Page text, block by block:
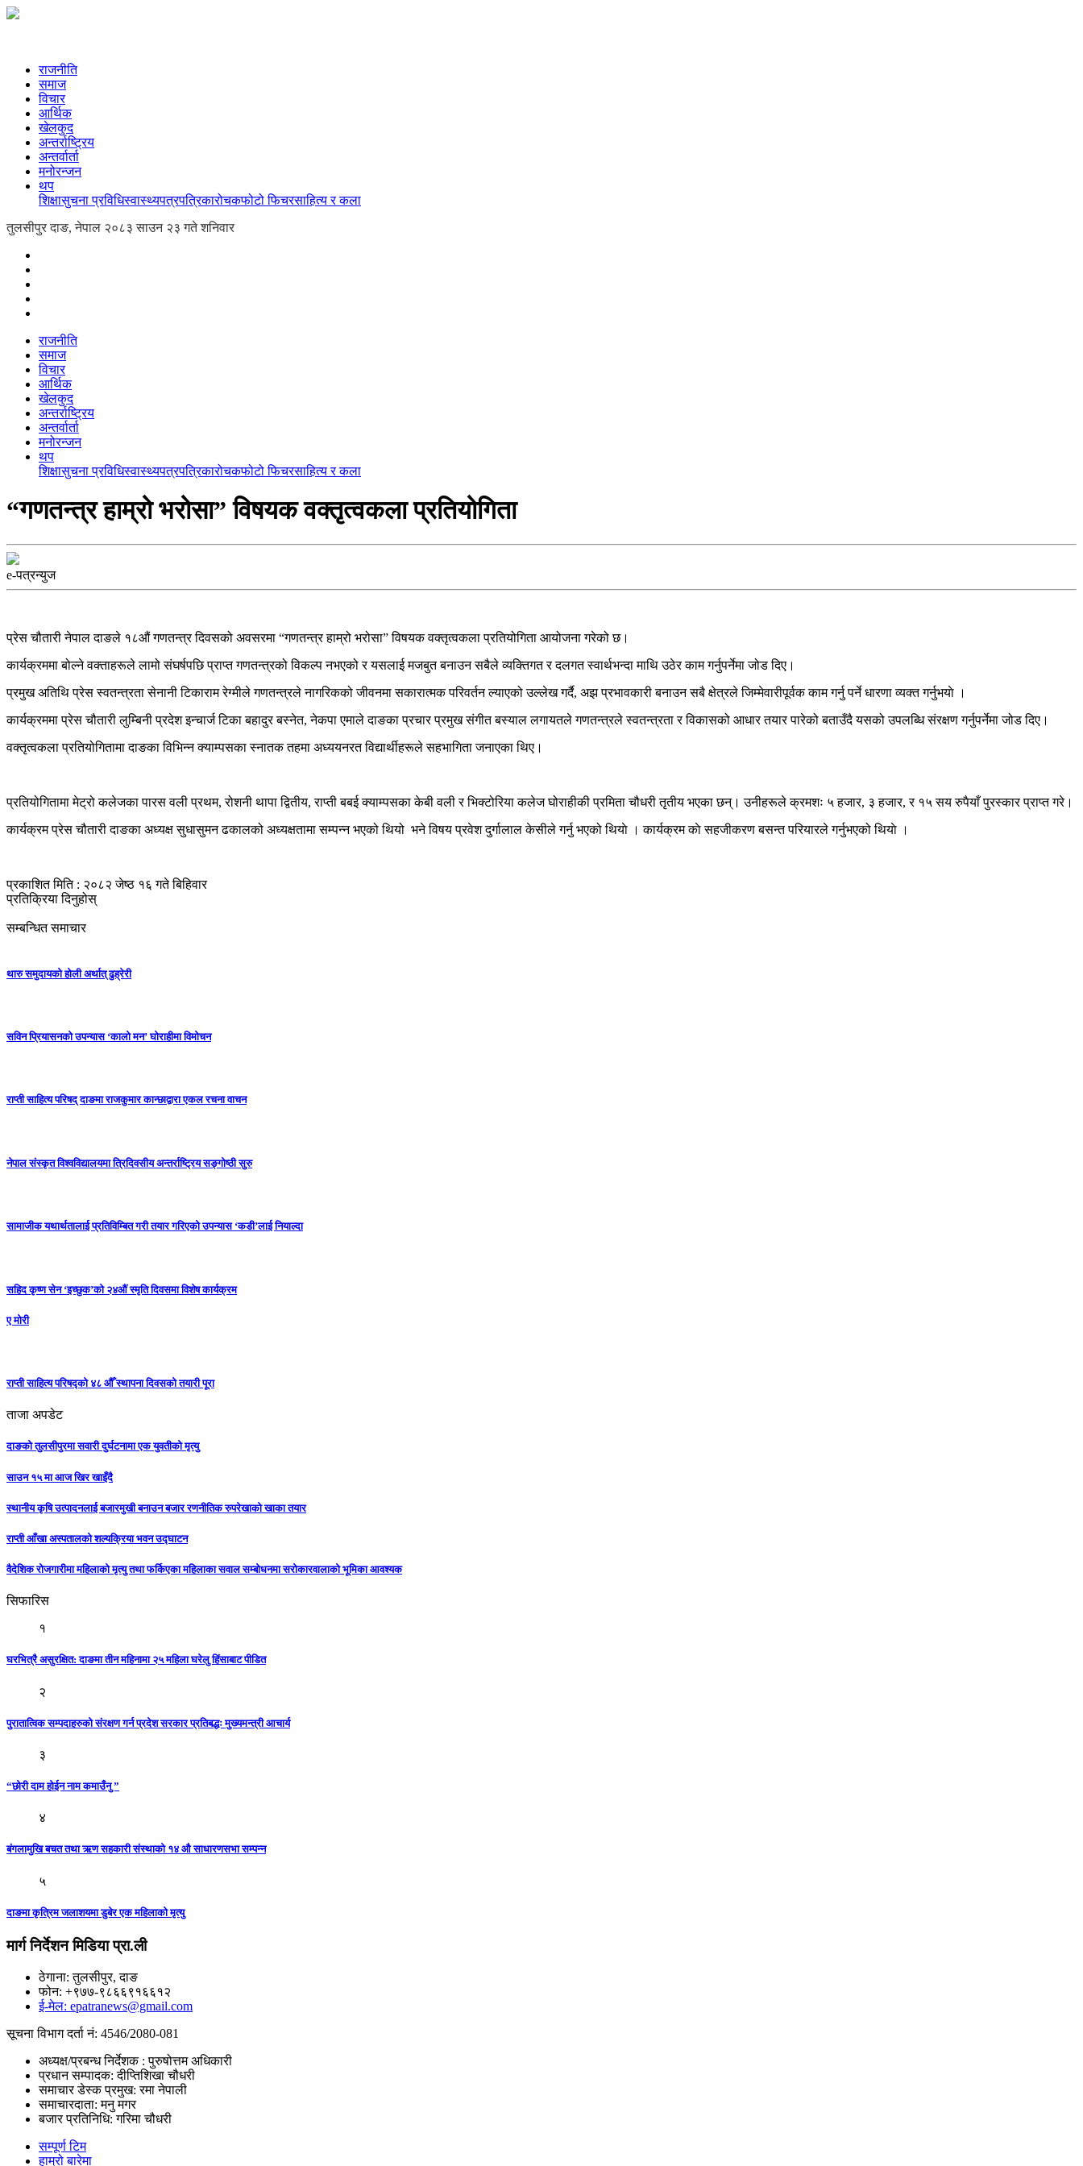
राजनीति
समाज
विचार
आर्थिक
खेलकुद
अन्तर्राष्ट्रिय
अन्तर्वार्ता
मनोरन्जन
थप
शिक्षासुचना प्रविधिस्वास्थ्यपत्रपत्रिकारोचकफोटो फिचरसाहित्य र कला
तुलसीपुर दाङ, नेपाल २०८३ साउन २३ गते शनिवार
राजनीति
समाज
विचार
आर्थिक
खेलकुद
अन्तर्राष्ट्रिय
अन्तर्वार्ता
मनोरन्जन
थप
शिक्षासुचना प्रविधिस्वास्थ्यपत्रपत्रिकारोचकफोटो फिचरसाहित्य र कला
“गणतन्त्र हाम्रो भरोसा” विषयक वक्तृत्वकला प्रतियोगिता
e-पत्रन्युज
प्रेस चौतारी नेपाल दाङले १८औं गणतन्त्र दिवसको अवसरमा “गणतन्त्र हाम्रो भरोसा” विषयक वक्तृत्वकला प्रतियोगिता आयोजना गरेको छ।
कार्यक्रममा बोल्ने वक्ताहरूले लामो संघर्षपछि प्राप्त गणतन्त्रको विकल्प नभएको र यसलाई मजबुत बनाउन सबैले व्यक्तिगत र दलगत स्वार्थभन्दा माथि उठेर काम गर्नुपर्नेमा जोड दिए।
प्रमुख अतिथि प्रेस स्वतन्त्रता सेनानी टिकाराम रेग्मीले गणतन्त्रले नागरिकको जीवनमा सकारात्मक परिवर्तन ल्याएको उल्लेख गर्दै, अझ प्रभावकारी बनाउन सबै क्षेत्रले जिम्मेवारीपूर्वक काम गर्नु पर्ने धारणा व्यक्त गर्नुभयाे ।
कार्यक्रममा प्रेस चौतारी लुम्बिनी प्रदेश इन्चार्ज टिका बहादुर बस्नेत, नेकपा एमाले दाङका प्रचार प्रमुख संगीत बस्याल लगायतले गणतन्त्रले स्वतन्त्रता र विकासको आधार तयार पारेको बताउँदै यसको उपलब्धि संरक्षण गर्नुपर्नेमा जोड दिए।
वक्तृत्वकला प्रतियोगितामा दाङका विभिन्न क्याम्पसका स्नातक तहमा अध्ययनरत विद्यार्थीहरूले सहभागिता जनाएका थिए।
प्रतियोगितामा मेट्रो कलेजका पारस वली प्रथम, रोशनी थापा द्वितीय, राप्ती बबई क्याम्पसका केबी वली र भिक्टोरिया कलेज घोराहीकी प्रमिता चौधरी तृतीय भएका छन्। उनीहरूले क्रमशः ५ हजार, ३ हजार, र १५ सय रुपैयाँ पुरस्कार प्राप्त गरे।
कार्यक्रम प्रेस चौतारी दाङका अध्यक्ष सुधासुमन ढकालको अध्यक्षतामा सम्पन्न भएको थियो भने विषय प्रवेश दुर्गालाल केसीले गर्नु भएको थियाे । कार्यक्रम काे सहजीकरण बसन्त परियारले गर्नुभएको थियाे ।
प्रकाशित मिति : २०८२ जेष्ठ १६ गते बिहिवार
प्रतिक्रिया दिनुहोस्
सम्बन्धित समाचार
थारु समुदायको होली अर्थात् ढुह्रेरी
सविन प्रियासनको उपन्यास ‘कालो मन’ घोराहीमा विमोचन
राप्ती साहित्य परिषद् दाङमा राजकुमार कान्छाद्वारा एकल रचना वाचन
नेपाल संस्कृत विश्वविद्यालयमा त्रिदिवसीय अन्तर्राष्ट्रिय सङ्गोष्ठी सुरु
सामाजीक यथार्थतालाई प्रतिविम्बित गरी तयार गरिएको उपन्यास ‘कडी’लाई नियाल्दा
सहिद कृष्ण सेन ‘इच्छुक’को २४औं स्मृति दिवसमा विशेष कार्यक्रम
ए मोरी
राप्ती साहित्य परिषद्को ४८ औँ स्थापना दिवसको तयारी पूरा
ताजा अपडेट
दाङको तुलसीपुरमा सवारी दुर्घटनामा एक युवतीको मृत्यु
साउन १५ मा आज खिर खाइँदै
स्थानीय कृषि उत्पादनलाई बजारमुखी बनाउन बजार रणनीतिक रुपरेखाको खाका तयार
राप्ती आँखा अस्पतालको शल्यक्रिया भवन उद्घाटन
वैदेशिक रोजगारीमा महिलाको मृत्यु तथा फर्किएका महिलाका सवाल सम्बोधनमा सरोकारवालाको भूमिका आवश्यक
सिफारिस
१
घरभित्रै असुरक्षित: दाङमा तीन महिनामा २५ महिला घरेलु हिंसाबाट पीडित
२
पुरातात्विक सम्पदाहरुको संरक्षण गर्न प्रदेश सरकार प्रतिबद्धः मुख्यमन्त्री आचार्य
३
“छोरी दाम होईन नाम कमाउँनु ”
४
बंगलामुखि बचत तथा ऋण सहकारी संस्थाको १४ औ साधारणसभा सम्पन्न
५
दाङमा कृत्रिम जलाशयमा डुबेर एक महिलाको मृत्यु
मार्ग निर्देशन मिडिया प्रा.ली
ठेगाना: तुलसीपुर, दाङ
फोन: +९७७-९८६६९१६६१२
ई-मेल: epatranews@gmail.com
सूचना विभाग दर्ता नं: 4546/2080-081
अध्यक्ष/प्रबन्ध निर्देशक : पुरुषोत्तम अधिकारी
प्रधान सम्पादक: दीप्तिशिखा चौधरी
समाचार डेस्क प्रमुख: रमा नेपाली
समाचारदाता: मनु मगर
बजार प्रतिनिधि: गरिमा चौधरी
सम्पूर्ण टिम
हाम्रो बारेमा